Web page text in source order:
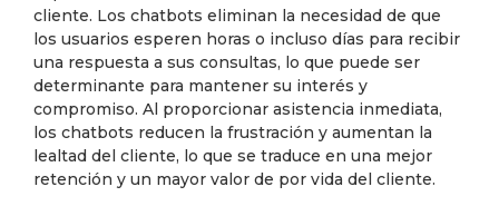
cliente. Los chatbots eliminan la necesidad de que
los usuarios esperen horas o incluso días para recibir
una respuesta a sus consultas, lo que puede ser
determinante para mantener su interés y
compromiso. Al proporcionar asistencia inmediata,
los chatbots reducen la frustración y aumentan la
lealtad del cliente, lo que se traduce en una mejor
retención y un mayor valor de por vida del cliente.